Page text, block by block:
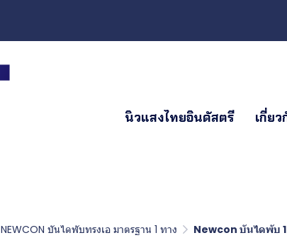
นิวแสงไทยอินดัสตรี เกี่ย
NEWCON บันไดพับทรงเอ มาตรฐาน 1 ทาง Newcon บันไดพับ